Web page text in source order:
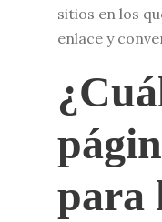
sitios en los
enlace y
para